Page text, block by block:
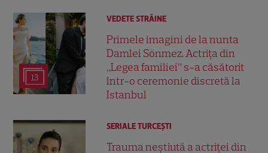
13
VEDETE STRĂINE
Primele imagini de la nunta
Damlei Sönmez. Actrița din
„Legea familiei” s-a căsătorit
într-o ceremonie discretă la
Istanbul
SERIALE TURCEŞTI
Trauma neștiută a actriței din